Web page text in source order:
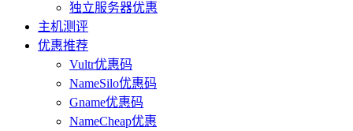
独立服务器优惠
主机测评
优惠推荐
Vultr优惠码
NameSilo优惠码
Gname优惠码
NameCheap优惠